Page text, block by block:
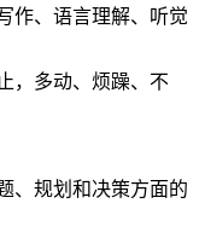
作、语言理解、听觉
，多动、烦躁、不
、规划和决策方面的